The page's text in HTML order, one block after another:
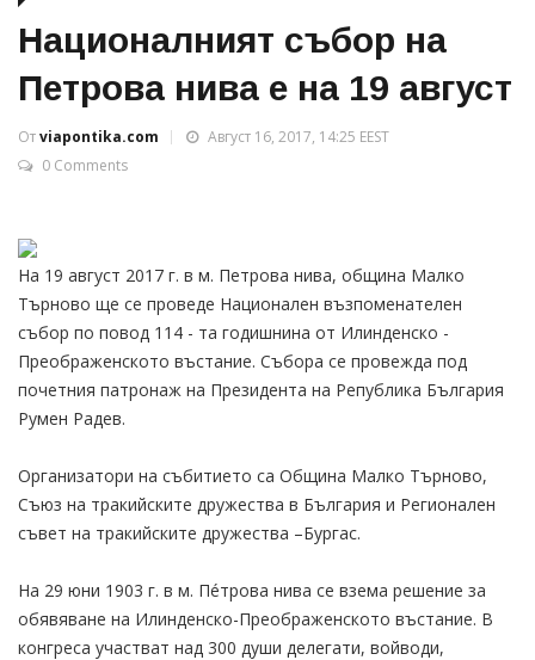
Националният събор на
Петрова нива е на 19 август
Отviapontika.com
Август 16, 2017, 14:25 EEST
0 Comments
На 19 август 2017 г. в м. Петрова нива, община Малко
Търново ще се проведе Национален възпоменателен
събор по повод 114 - та годишнина от Илинденско -
Преображенското въстание. Събора се провежда под
почетния патронаж на Президента на Република България
Румен Радев.
Организатори на събитието са Община Малко Търново,
Съюз на тракийските дружества в България и Регионален
съвет на тракийските дружества –Бургас.
На 29 юни 1903 г. в м. Пéтрова нива се взема решение за
обявяване на Илиндeнско-Преображенското въстание. В
конгреса участват над 300 души делегати, войводи,